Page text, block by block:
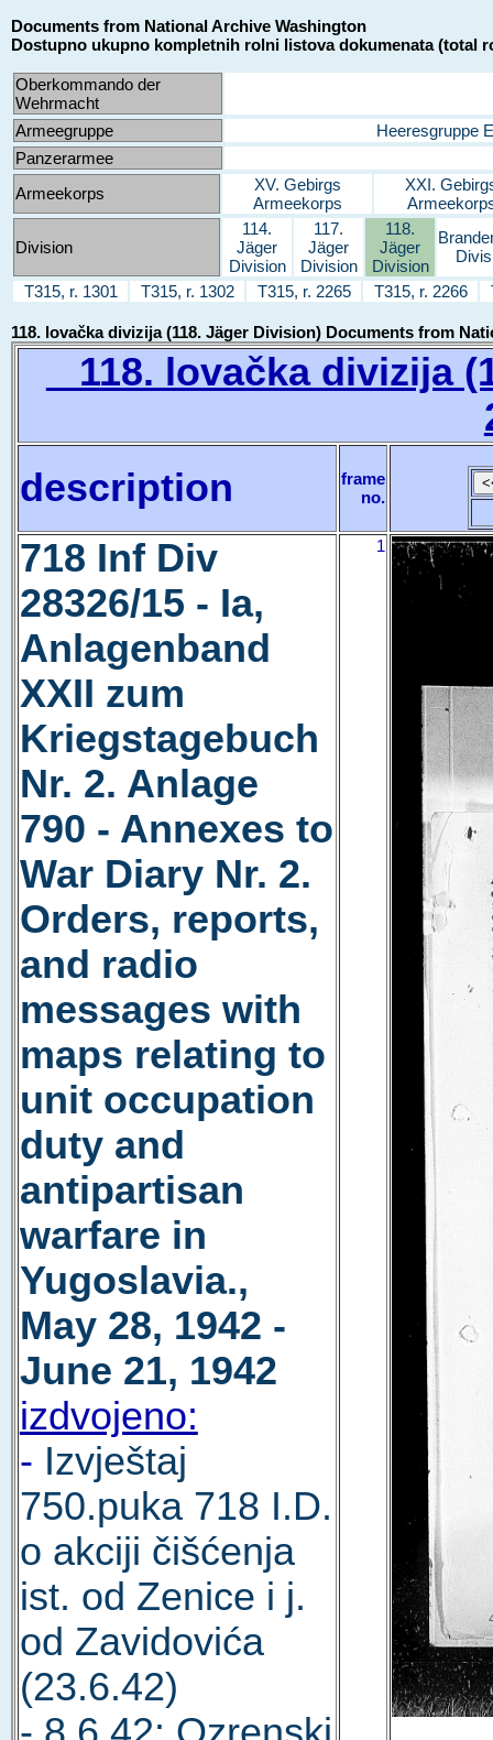
Documents from National Archive Washington
Dostupno ukupno kompletnih rolni listova dokumenata (total
Oberkommando der
Wehrmacht
Armeegruppe
Heeresgruppe E
Panzerarmee
Armeekorps
XV. Gebirgs
Armeekorps
XXI.
Division
114.
Jäger
Division
117.
Jäger
Division
118.
Jäger
Division
T315, r. 1301
T315, r. 1302 T315, r. 2265 T315, r. 2266
118. lovačka divizija (118. Jäger Division) Documents from
118. lovačka divizija
description
frame
no.
718 Inf Div
28326/15 - Ia,
Anlagenband
XXII zum
Kriegstagebuch
Nr. 2. Anlage
790 - Annexes to
War Diary Nr. 2.
Orders, reports,
and radio
messages with
maps relating to
unit occupation
duty and
antipartisan
warfare in
Yugoslavia.,
May 28, 1942 -
June 21, 1942
izdvojeno:
- Izvještaj
750.puka 718 I.D.
o akciji čišćenja
ist. od Zenice i j.
od Zavidovića
(23.6.42)
1